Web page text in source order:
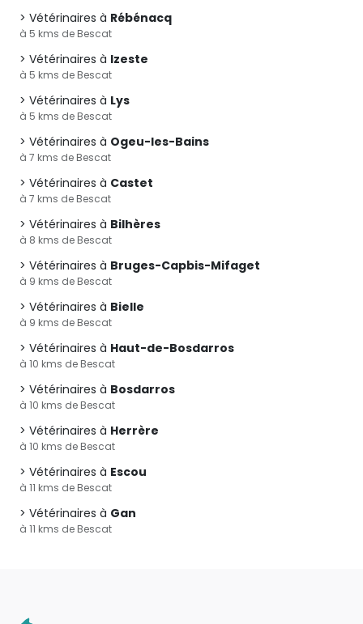
Vétérinaires à Rébénacq
à 5 kms de Bescat
Vétérinaires à Izeste
à 5 kms de Bescat
Vétérinaires à Lys
à 5 kms de Bescat
Vétérinaires à Ogeu-les-Bains
à 7 kms de Bescat
Vétérinaires à Castet
à 7 kms de Bescat
Vétérinaires à Bilhères
à 8 kms de Bescat
Vétérinaires à Bruges-Capbis-Mifaget
à 9 kms de Bescat
Vétérinaires à Bielle
à 9 kms de Bescat
Vétérinaires à Haut-de-Bosdarros
à 10 kms de Bescat
Vétérinaires à Bosdarros
à 10 kms de Bescat
Vétérinaires à Herrère
à 10 kms de Bescat
Vétérinaires à Escou
à 11 kms de Bescat
Vétérinaires à Gan
à 11 kms de Bescat